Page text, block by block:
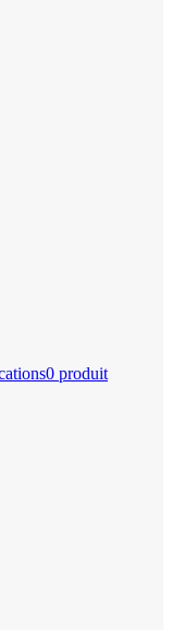
0 produit